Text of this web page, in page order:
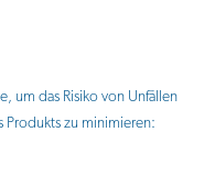
um das Risiko von Unfällen
zu minimieren: